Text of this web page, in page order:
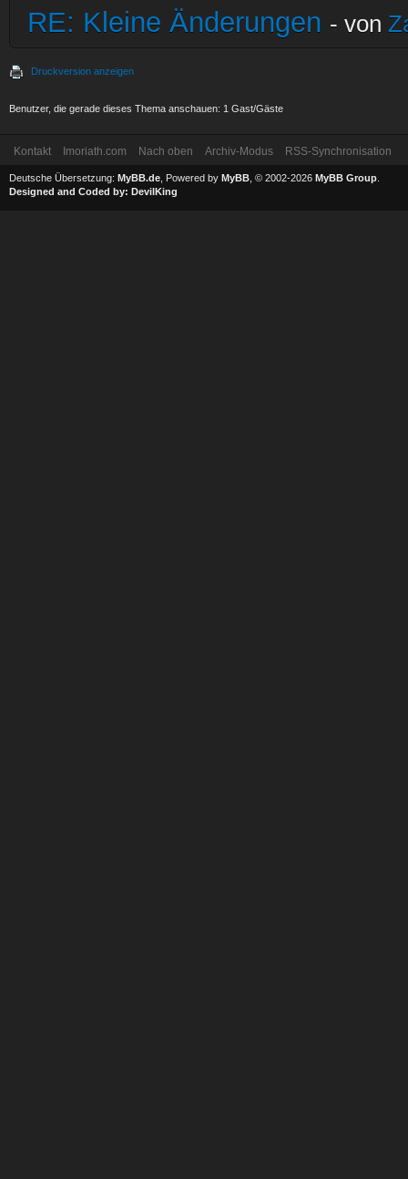
RE: Kleine Änderungen - von
Druckversion anzeigen
Benutzer, die gerade dieses Thema anschauen: 1 Gast/Gäste
Kontakt Imoriath.com Nach oben Archiv-Modus RSS-Synchronisation
Deutsche Übersetzung: MyBB.de , Powered by MyBB , © 2002-2026 MyBB Group
Designed and Coded by: DevilKing